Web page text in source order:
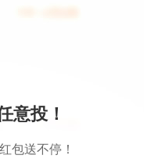
意投！
包送不停！